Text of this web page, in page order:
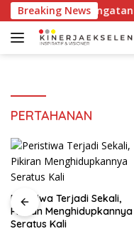
Langsung
ke
konten
Breaking News
Kerja Peringatan
PERTAHANAN
Peristiwa Terjadi Sekali,
Pikiran Menghidupkannya
Seratus Kali